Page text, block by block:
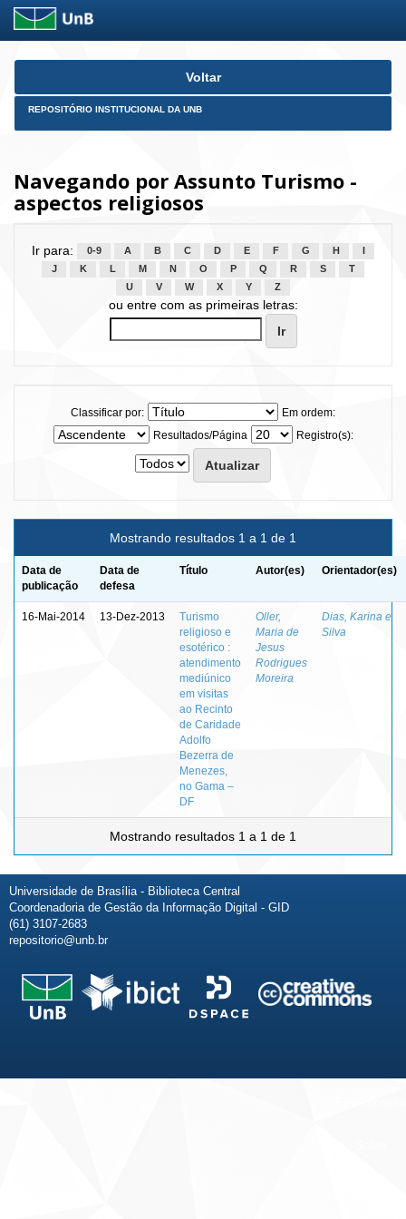
Skip
Voltar
REPOSITÓRIO INSTITUCIONAL DA UNB
Navegando por Assunto Turismo -
aspectos religiosos
Ir para: 0-9 A B C D E F G H
J
K L M N O P Q R S
T
U
V W X Y Z
ou entre com as primeiras letras:
Classificar por:
Em ordem:
Resultados/Página
Registro(s):
Mostrando resultados 1 a 1 de 1
Data de
publicação
Data de
defesa
Título Autor(es) Orientador(es)
16-Mai-2014 13-Dez-2013
Turismo
religioso e
esotérico :
atendimento
mediúnico
em visitas
ao Recinto
de Caridade
Adolfo
Bezerra de
Menezes,
no Gama –
DF
Oller,
Maria de
Jesus
Rodrigues
Moreira
Dias, Karina e
Silva
Mostrando resultados 1 a 1 de 1
Universidade de Brasília - Biblioteca Central
Coordenadoria de Gestão da Informação Digital - GID
(61) 3107-2683
repositorio@unb.br